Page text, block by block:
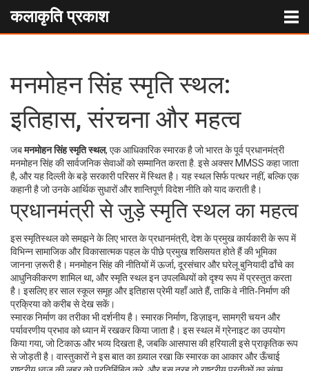
कलाकृति प्रकाश
मनमोहन सिंह स्मृति स्थल:
इतिहास, संरचना और महत्व
जबमनमोहन सिंह स्मृति स्थल, एक आधिकारिक स्मारक है जो भारत के पूर्व प्रधानमंत्री
मनमोहन सिंह की सार्वजनिक सेवाओं को सम्मानित करता है . इसे अक्सर MMSS कहा जाता
है, और यह दिल्ली के बड़े सरकारी परिसर में स्थित है। यह स्थल सिर्फ पत्थर नहीं, बल्कि एक
कहानी है जो उनके आर्थिक सुधारों और शान्तिपूर्ण विदेश नीति को याद कराती है।
प्रधानमंत्री से जुड़े स्मृति स्थल का महत्व
इस स्मृतिस्थल को समझने के लिएभारत के प्रधानमंत्री, देश के प्रमुख कार्यकारी के रूप में
विभिन्न सामाजिक और विकासात्मक पहल के पीछे प्रमुख शख्सियत होते हैंकी भूमिका
जानना ज़रूरी है। मनमोहन सिंह की नीतियों में ऊर्जा, दूरसंचार और घरेलू बुनियादी ढाँचे का
आधुनिकीकरण शामिल था, और स्मृति स्थल इन उपलब्धियों को दृश्य रूप में प्रस्तुत करता
है। इसलिए हर साल स्कूल समूह और इतिहास प्रेमी यहाँ आते हैं, ताकि वे नीति‑निर्माण की
प्रक्रिया को करीब से देख सकें।
स्मारक निर्माण का तरीका भी दर्शनीय है। स्मारक निर्माण, डिज़ाइन, सामग्री चयन और
पर्यावरणीय प्रभाव को ध्यान में रखकर किया जाता है । इस स्थल में ग्रेनाइट का उपयोग
किया गया, जो टिकाऊ और भव्य दिखता है, जबकि आसपास की हरियाली इसे प्राकृतिक रूप
से जोड़ती है। वास्तुकारों ने इस बात का ख़्याल रखा कि स्मारक का आकार और ऊँचाई